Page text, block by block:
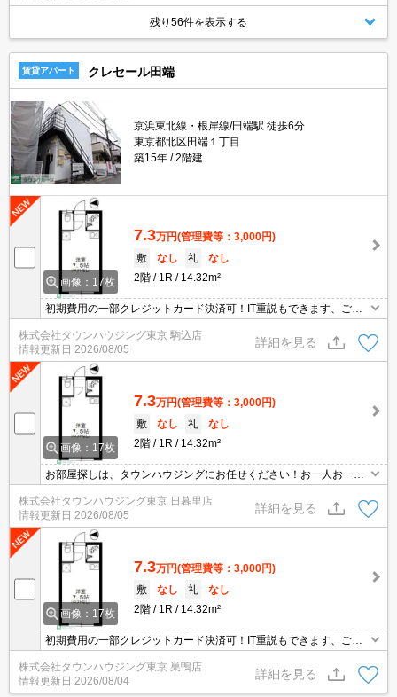
残り56件を表示する
賃貸アパート クレセール田端
京浜東北線・根岸線/田端駅 徒歩6分
東京都北区田端１丁目
築15年
2階建
画像：17枚
7.3万円(管理費等：3,000円)
敷
なし 礼
なし
2階
1R 14.32m²
初期費用の一部クレジットカード決済可！IT重説もできます、ご相
談ください。オンライン内見相談可能！お電話ください。【03-539
5-0651】
株式会社タウンハウジング東京 駒込店
情報更新日 2026/08/05
詳細を見る
画像：17枚
7.3万円(管理費等：3,000円)
敷
なし 礼
なし
2階
1R 14.32m²
お部屋探しは、タウンハウジングにお任せください！お一人お一人
様に合ったお部屋をお探し致します。分からないことは何でもご相
談くださいませ。
株式会社タウンハウジング東京 日暮里店
情報更新日 2026/08/05
詳細を見る
画像：17枚
7.3万円(管理費等：3,000円)
敷
なし 礼
なし
2階
1R 14.32m²
初期費用の一部クレジットカード決済可！IT重説もできます、ご相
談ください。オンライン内見相談可能！お電話ください。【03-539
5-0651】
株式会社タウンハウジング東京 巣鴨店
情報更新日 2026/08/04
詳細を見る